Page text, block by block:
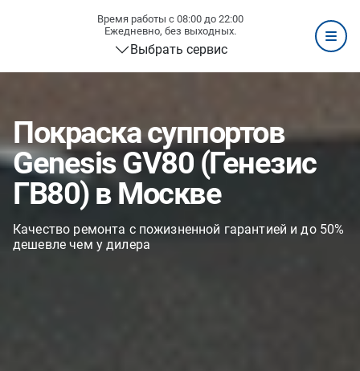
Время работы с 08:00 до 22:00
Ежедневно, без выходных.
Выбрать сервис
Покраска суппортов
Genesis GV80 (Генезис
ГВ80) в Москве
Качество ремонта с пожизненной гарантией и до 50%
дешевле чем у дилера